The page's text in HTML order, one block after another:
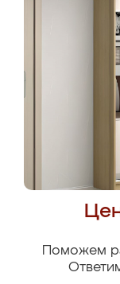
Поможем